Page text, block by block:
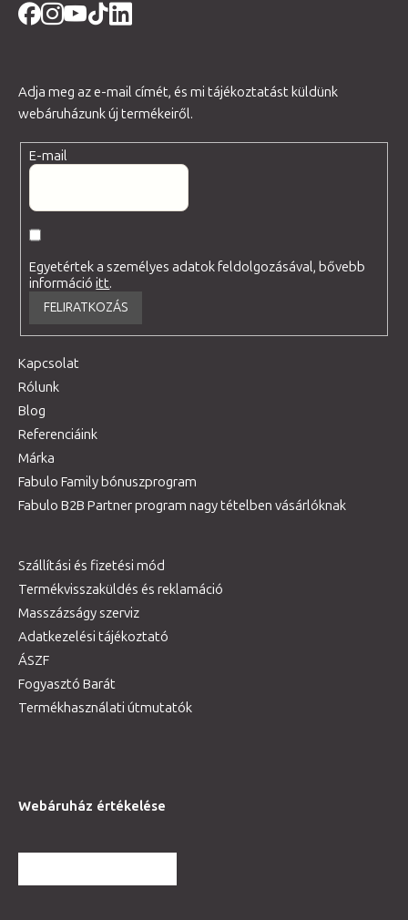
Adja meg az e-mail címét, és mi tájékoztatást küldünk
webáruházunk új termékeiről.
E-mail
Egyetértek a személyes adatok feldolgozásával, bővebb
információitt.
FELIRATKOZÁS
Kapcsolat
Rólunk
Blog
Referenciáink
Márka
Fabulo Family bónuszprogram
Fabulo B2B Partner program nagy tételben vásárlóknak
Szállítási és fizetési mód
Termékvisszaküldés és reklamáció
Masszázságy szerviz
Adatkezelési tájékoztató
ÁSZF
Fogyasztó Barát
Termékhasználati útmutatók
Webáruház értékelése